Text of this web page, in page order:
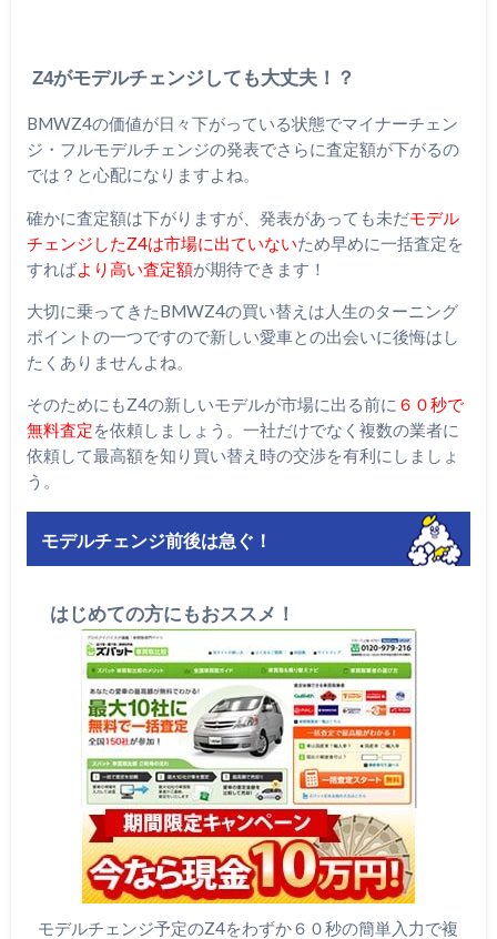
Z4がモデルチェンジしても大丈夫！？
BMWZ4の価値が日々下がっている状態でマイナーチェン
ジ・フルモデルチェンジの発表でさらに査定額が下がるの
では？と心配になりますよね。
確かに査定額は下がりますが、発表があっても未だモデル
チェンジしたZ4は市場に出ていないため早めに一括査定を
すればより高い査定額が期待できます！
大切に乗ってきたBMWZ4の買い替えは人生のターニング
ポイントの一つですので新しい愛車との出会いに後悔はし
たくありませんよね。
そのためにもZ4の新しいモデルが市場に出る前に ６０秒で
無料査定を依頼しましょう。一社だけでなく複数の業者に
依頼して最高額を知り買い替え時の交渉を有利にしましょ
う。
モデルチェンジ前後は急ぐ！
はじめての方にもおススメ！
モデルチェンジ予定のZ4をわずか６０秒の簡単入力で複